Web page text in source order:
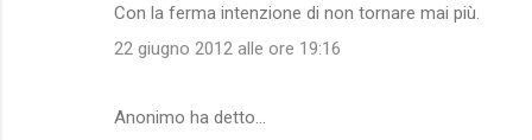
Con la ferma intenzione di non tornare mai più.
22 giugno 2012 alle ore 19:16
Anonimo ha detto…